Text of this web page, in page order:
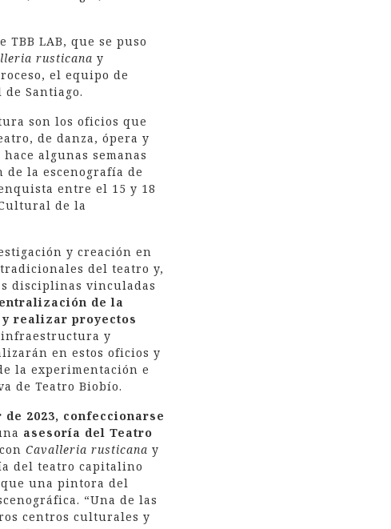
LAB, que se puso
rusticana y
el equipo de
Santiago.
son los oficios que
de danza, ópera y
algunas semanas
la escenografía de
entre el 15 y 18
de la
y creación en
del teatro y,
disciplinas vinculadas
de la
realizar proyectos
infraestructura y
en estos oficios y
la experimentación e
de Teatro Biobío.
2023, confeccionarse
asesoría del Teatro
Cavalleria rusticana y
del teatro capitalino
una pintora del
“Una de las
centros culturales y